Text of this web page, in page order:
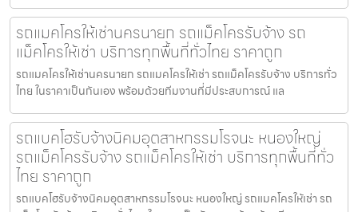
รถแมคโครให้เช่านครนายก รถแม็คโครรับจ้าง รถ
แม็คโครให้เช่า บริการทุกพื้นที่ทั่วไทย ราคาถูก
รถแมคโครให้เช่านครนายก รถแมคโครให้เช่า รถแม็คโครรับจ้าง บริการทั่ว
ไทย ในราคาเป็นกันเอง พร้อมด้วยทีมงานที่มีประสบการณ์ แล
รถแบคโฮรับจ้างนิคมอุตสาหกรรมโรจนะ หนองใหญ่
รถแม็คโครรับจ้าง รถแม็คโครให้เช่า บริการทุกพื้นที่ทั่ว
ไทย ราคาถูก
รถแบคโฮรับจ้างนิคมอุตสาหกรรมโรจนะ หนองใหญ่ รถแมคโครให้เช่า รถ